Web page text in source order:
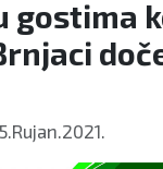
gostima